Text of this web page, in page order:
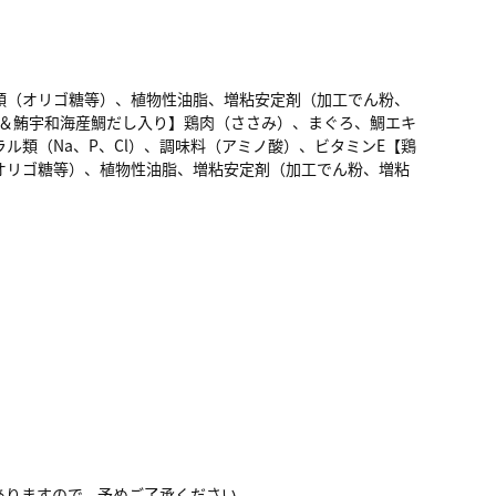
オリゴ糖等）、植物性油脂、増粘安定剤（加工でん粉、
鮪宇和海産鯛だし入り】鶏肉（ささみ）、まぐろ、鯛エキ
類（Na、P、Cl）、調味料（アミノ酸）、ビタミンE【鶏
ゴ糖等）、植物性油脂、増粘安定剤（加工でん粉、増粘